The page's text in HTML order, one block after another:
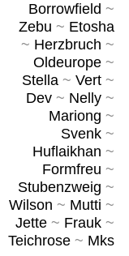
Borrowfield ~
Zebu ~ Etosha
~ Herzbruch ~
Oldeurope~
Stella~ Vert~
Dev~ Nelly~
Mariong ~
Svenk~
Huflaikhan ~
Formfreu ~
Stubenzweig ~
Wilson ~ Mutti ~
Jette~ Frauk~
Teichrose~ Mks